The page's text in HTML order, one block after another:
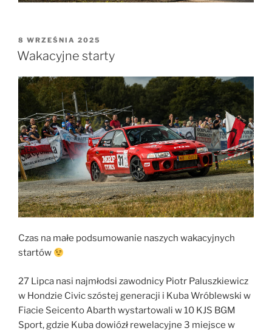
OPUBLIKOWANE
W
8 WRZEŚNIA 2025
Wakacyjne starty
Czas na małe podsumowanie naszych wakacyjnych
startów
27 Lipca nasi najmłodsi zawodnicy Piotr Paluszkiewicz
w Hondzie Civic szóstej generacji i Kuba Wróblewski w
Fiacie Seicento Abarth wystartowali w 10 KJS BGM
Sport, gdzie Kuba dowiózł rewelacyjne 3 miejsce w